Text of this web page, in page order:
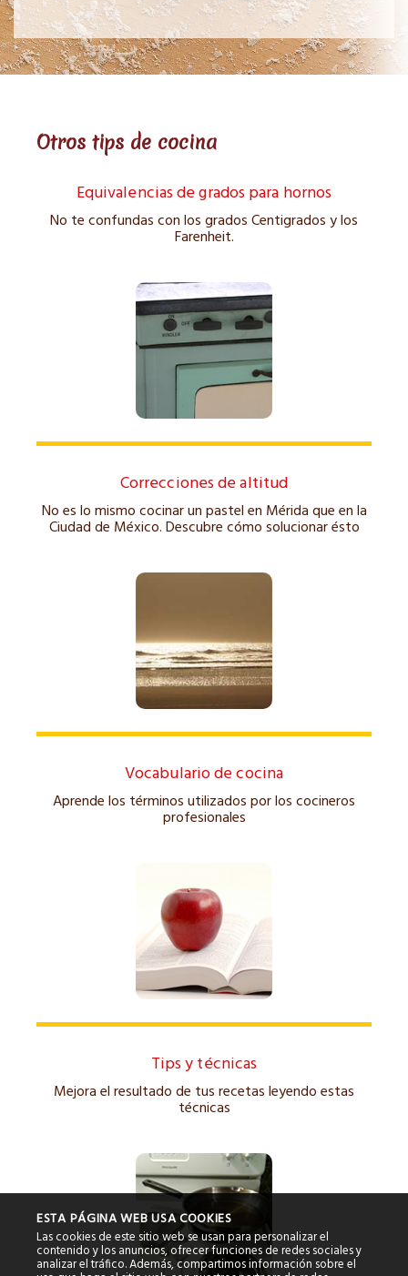
Otros tips de cocina
Equivalencias de grados para hornos
No te confundas con los grados Centigrados y los
Farenheit.
Correcciones de altitud
No es lo mismo cocinar un pastel en Mérida que en la
Ciudad de México. Descubre cómo solucionar ésto
Vocabulario de cocina
Aprende los términos utilizados por los cocineros
profesionales
Tips y técnicas
Mejora el resultado de tus recetas leyendo estas
técnicas
ESTA PÁGINA WEB USA COOKIES
Las cookies de este sitio web se usan para personalizar el
contenido y los anuncios, ofrecer funciones de redes sociales y
analizar el tráfico. Además, compartimos información sobre el